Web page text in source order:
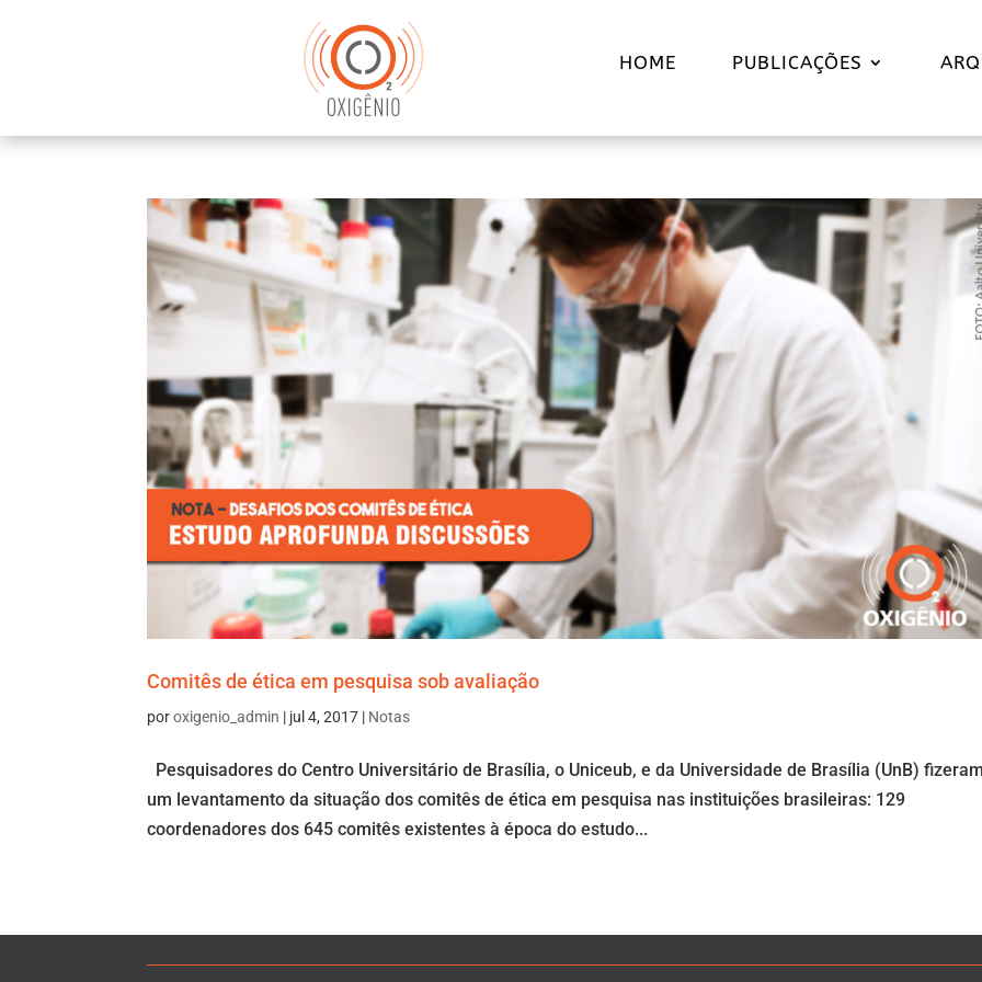
HOME PUBLICAÇÕES
Comitês de ética em pesquisa sob avaliação
poroxigenio_admin | jul 4, 2017 | Notas
Pesquisadores do Centro Universitário de Brasília, o Uniceub, e da Universidade de Brasília (UnB)
um levantamento da situação dos comitês de ética em pesquisa nas instituições brasileiras: 129
coordenadores dos 645 comitês existentes à época do estudo...